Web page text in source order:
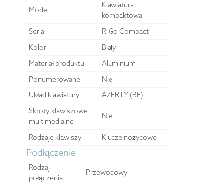
Model
Klawiatura
kompaktowa
Seria
R-Go Compact
Kolor
Biały
Materiał produktu
Aluminium
Ponumerowane
Nie
Układ klawiatury
AZERTY (BE)
Skróty klawiszowe
multimedialne
Nie
Rodzaje klawiszy Klucze nożycowe
Podłączenie
Rodzaj
połączenia
Przewodowy